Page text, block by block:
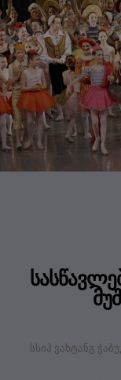
სსიპ ვახტანგ